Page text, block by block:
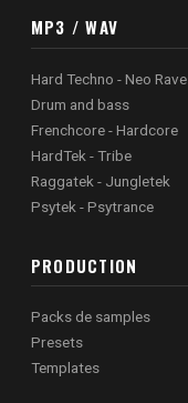
MP3 / WAV
Hard Techno - Neo Rave
Drum and bass
Frenchcore - Hardcore
HardTek - Tribe
Raggatek - Jungletek
Psytek - Psytrance
PRODUCTION
Packs de samples
Presets
Templates